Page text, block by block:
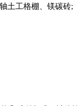
土工格棚、镁碳砖;